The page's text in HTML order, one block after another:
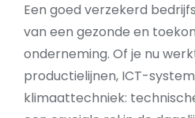
Een goed verzekerd
van een gezonde en
onderneming. Of je nu
productielijnen, ICT-
klimaattechniek: